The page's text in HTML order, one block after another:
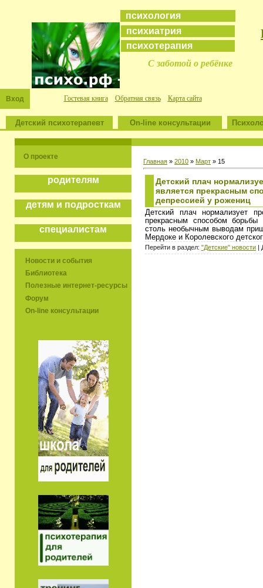
психология
психиатрия
психотерапия
С заботой о ребёнке
Вход Гостевая книга Обратная связь Карта сайта
Детский психотерапевт On-line консультации
О проекте
родителям
детям и подросткам
специалистам
Новости и события
Библиотека
Полезные интернет-ресурсы
Форум
On-line консультации
Главная » 2010 » Март » 15
Детский плач
является прекрасным
депрессией у рожениц
Детский плач нормализует
прекрасным способом
столь необычным выводам
Мердоке и Королевского
Перейти в раздел: "Детские" новости |